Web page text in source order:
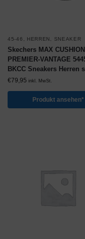
45-46 HERREN SNEAKER
Skechers MAX
PREMIER-VANTAGE
BKCC Sneakers Herren
€79,95 inkl. MwSt.
Produkt ansehen*